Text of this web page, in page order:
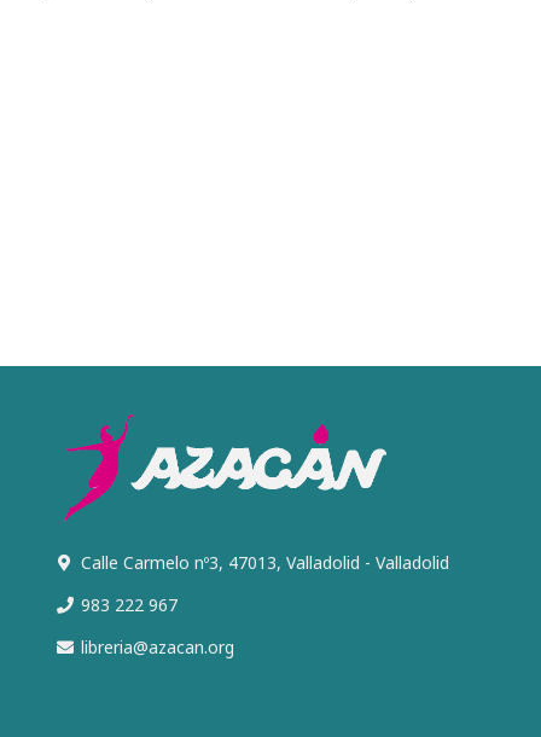
Calle Carmelo nº3, 47013, Valladolid - Valladolid
983 222 967
libreria@azacan.org